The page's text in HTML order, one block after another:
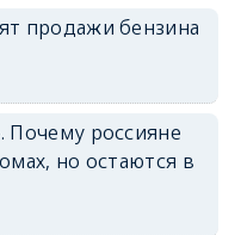
продажи бензина
россияне
но остаются в